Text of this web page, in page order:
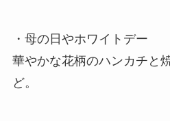
・母の日やホワイトデー
華やかな花柄のハンカチと
ど。